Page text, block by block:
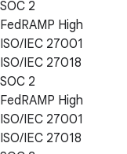
SOC 2
FedRAMP High
ISO/IEC 27001
ISO/IEC 27018
SOC 2
FedRAMP High
ISO/IEC 27001
ISO/IEC 27018